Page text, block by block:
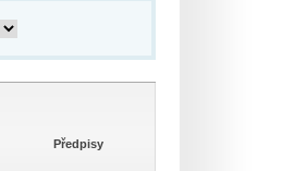
Předpisy